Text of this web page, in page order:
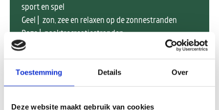
Toestemming Details Over
Deze website maakt gebruik van cookies
sport en spel
Geel | zon, zee en relaxen op de zonnestranden
Roze | naaktrecreatiestranden
De zomerperiode loopt van 1 mei t/m 1 oktober, de
winterperiode van 1 oktober t/m 1 mei.